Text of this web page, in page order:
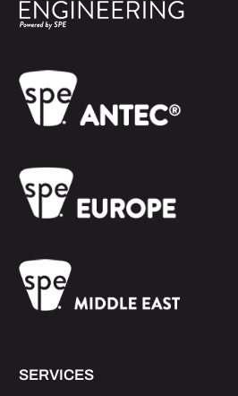
SERVICES